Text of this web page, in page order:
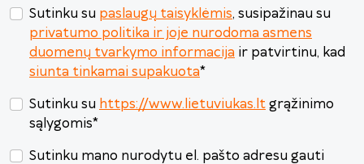
Sutinku su paslaugų taisyklėmis, susipažinau su
privatumo politika ir joje nurodoma asmens
duomenų tvarkymo informacija ir patvirtinu, kad
siunta tinkamai supakuota*
Sutinku su https://www.lietuviukas.ltgrąžinimo
sąlygomis*
Sutinku mano nurodytu el. pašto adresu gauti